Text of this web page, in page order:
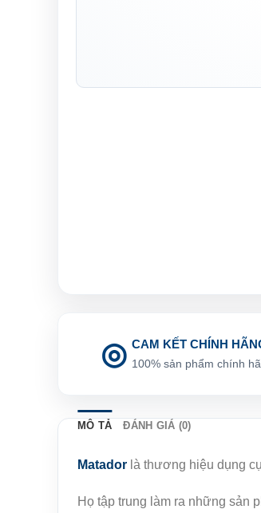
CAM KẾT CHÍNH
100% sản phẩm chính
MÔ TẢ ĐÁNH GIÁ (0)
Matador là thương hiệu dụng
Họ tập trung làm ra những sản